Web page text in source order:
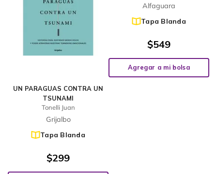
UN PARAGUAS CONTRA UN
TSUNAMI
Tonelli Juan
Grijalbo
Tapa Blanda
$299
Alfaguara
Tapa Blanda
$549
Agregar a mi bolsa